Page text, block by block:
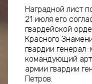
Наградной лист
21 июля его
гвардейской
Красного
гвардии
командующий
армии гвардии
Петров.